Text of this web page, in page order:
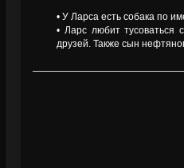
• У Ларса есть собака по
• Ларс любит
друзей. Также сын